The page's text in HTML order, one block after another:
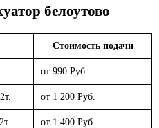
белоутово
Стоимость подачи
от 990 Руб.
от 1 200 Руб.
от 1 400 Руб.